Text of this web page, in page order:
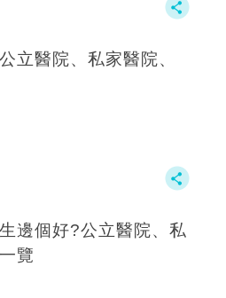
立醫院、私家醫院、
邊個好?公立醫院、私
覽